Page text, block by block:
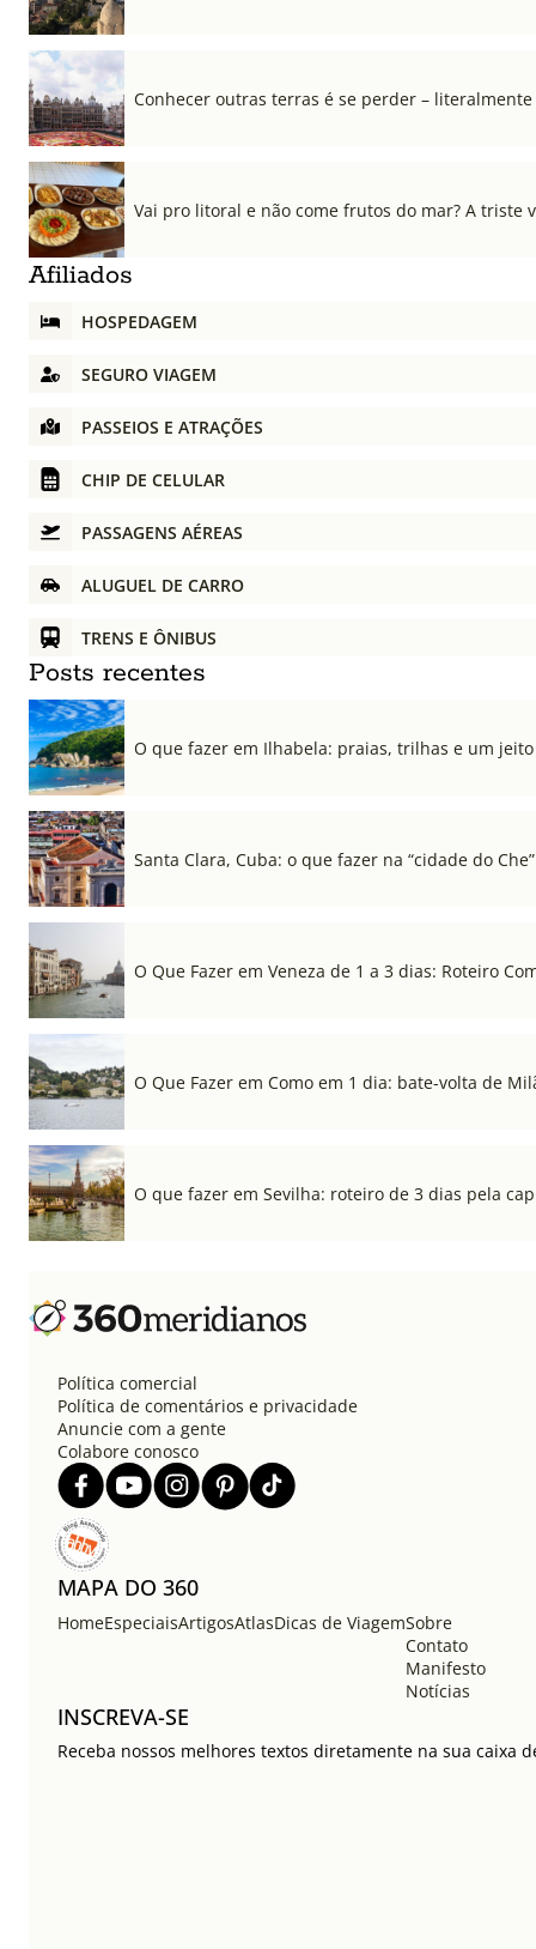
Conhecer outras terras é se perder – literalmente
Vai pro litoral e não come frutos do mar? A triste
Afiliados
HOSPEDAGEM
SEGURO VIAGEM
PASSEIOS E ATRAÇÕES
CHIP DE CELULAR
PASSAGENS AÉREAS
ALUGUEL DE CARRO
TRENS E ÔNIBUS
Posts recentes
O que fazer em Ilhabela: praias, trilhas e um
Santa Clara, Cuba: o que fazer na “cidade do Che”
O Que Fazer em Veneza de 1 a 3 dias: Roteiro
O Que Fazer em Como em 1 dia: bate-volta de
O que fazer em Sevilha: roteiro de 3 dias pela
Política comercial
Política de comentários e privacidade
Anuncie com a gente
Colabore conosco
MAPA DO 360
HomeEspeciaisArtigosAtlasDicas de ViagemSobre
Contato
Manifesto
Notícias
INSCREVA-SE
Receba nossos melhores textos diretamente na sua caixa